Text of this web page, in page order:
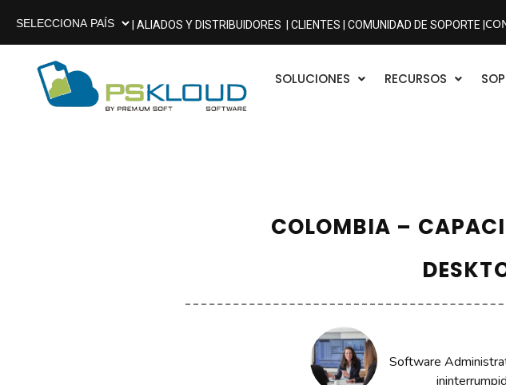
| ALIADOS Y DISTRIBUIDORES | CLIENTES | COMUNIDAD DE SOPORTE |
SOLUCIONES RECURSOS
COLOMBIA –
Software